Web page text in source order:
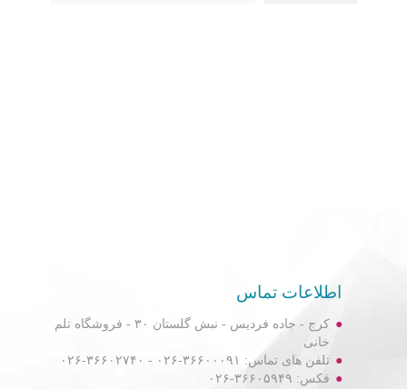
اطلاعات تماس
کرج - جاده فردیس - نبش گلستان ۳۰ - فروشگاه تلم
خانی
تلفن های تماس: ۳۶۶۰۰۰۹۱-۰۲۶ - ۳۶۶۰۲۷۴۰-۰۲۶
فکس: ۳۶۶۰۵۹۴۹-۰۲۶